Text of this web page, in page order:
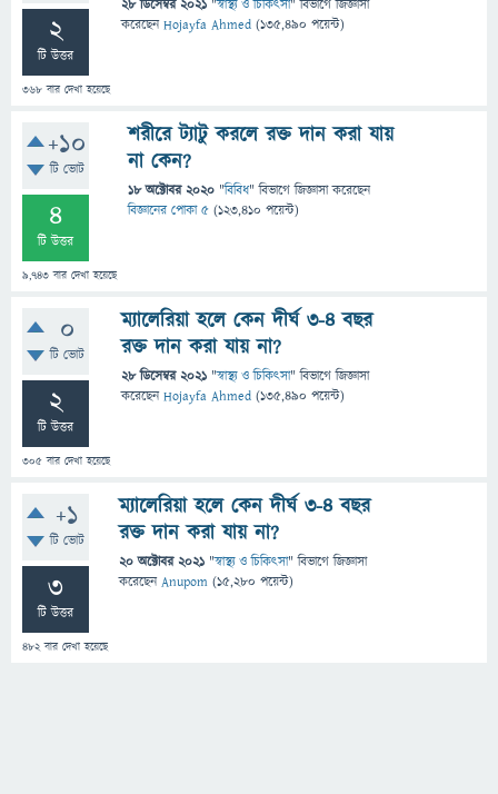
2
টি উত্তর
368 বার দেখা হয়েছে
28 ডিসেম্বর 2021 "স্বাস্থ্য ও চিকিৎসা" বিভাগে জিজ্ঞাসা
করেছেনHojayfa Ahmed (135,490 পয়েন্ট)
+10
টি ভোট
4
টি উত্তর
9,743 বার দেখা হয়েছে
শরীরে ট্যাটু করলে রক্ত দান করা যায়
না কেন?
18 অক্টোবর 2020 "বিবিধ" বিভাগে জিজ্ঞাসাকরেছেন
বিজ্ঞানের পোকা ৫ (123,410 পয়েন্ট)
0
টি ভোট
2
টি উত্তর
305 বার দেখা হয়েছে
ম্যালেরিয়া হলে কেন দীর্ঘ ৩-৪ বছর
রক্ত দান করা যায় না?
28 ডিসেম্বর 2021 "স্বাস্থ্য ও চিকিৎসা" বিভাগে জিজ্ঞাসা
করেছেনHojayfa Ahmed (135,490 পয়েন্ট)
+1
টি ভোট
3
টি উত্তর
482বার দেখা হয়েছে
ম্যালেরিয়া হলে কেন দীর্ঘ ৩-৪ বছর
রক্ত দান করা যায় না?
20 অক্টোবর 2021 "স্বাস্থ্য ও চিকিৎসা" বিভাগে জিজ্ঞাসা
করেছেনAnupom (15,280 পয়েন্ট)